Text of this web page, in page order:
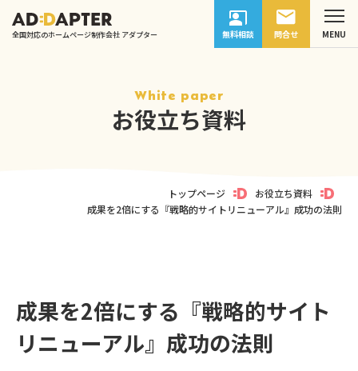
全国対応のホームページ制作会社 アダプター 無料相談 問合せ
White paper
お役立ち資料
トップページ
お役立ち資料
成果を2倍にする『戦略的サイトリニューアル』成功の法則
成果を2倍にする『戦略的サイト
リニューアル』成功の法則